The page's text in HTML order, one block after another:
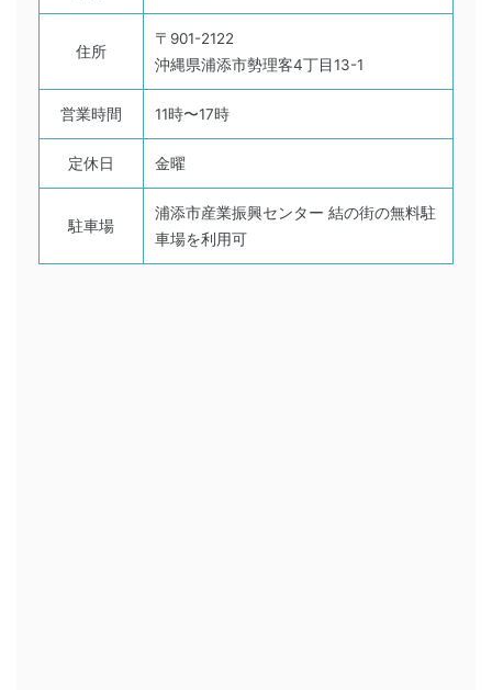
住所
〒901-2122
沖縄県浦添市勢理客4丁目13-1
営業時間 11時〜17時
定休日 金曜
駐車場
浦添市産業振興センター 結の街の無料駐
車場を利用可